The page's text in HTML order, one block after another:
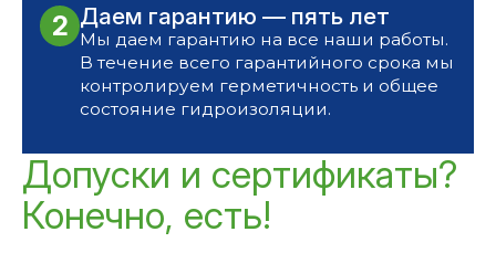
2 Даем гарантию — пять лет
Мы даем гарантию на все наши работы.
В течение всего гарантийного срока мы
контролируем герметичность и общее
состояние гидроизоляции.
Допуски и сертификаты?
Конечно, есть!